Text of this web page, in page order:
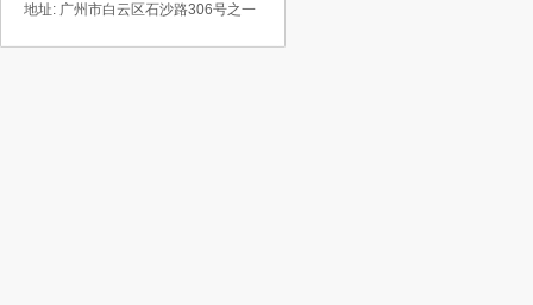
地址: 广州市白云区石沙路306号之一